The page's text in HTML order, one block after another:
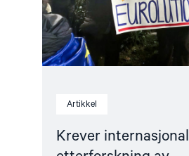
Artikkel
Krever internasjonal